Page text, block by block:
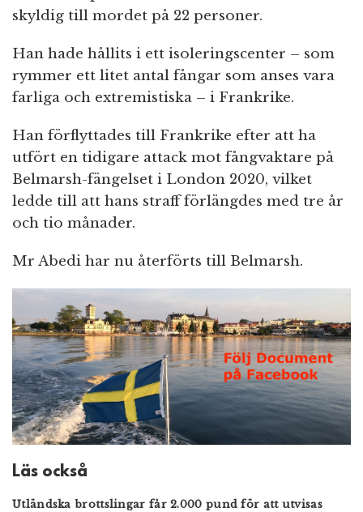
skyldig till mordet på 22 personer.
Han hade hållits i ett isoleringscenter – som
rymmer ett litet antal fångar som anses vara
farliga och extremistiska – i Frankrike.
Han förflyttades till Frankrike efter att ha
utfört en tidigare attack mot fångvaktare på
Belmarsh-fängelset i London 2020, vilket
ledde till att hans straff förlängdes med tre år
och tio månader.
Mr Abedi har nu återförts till Belmarsh.
Läs också
Utländska brottslingar får 2.000 pund för att utvisas